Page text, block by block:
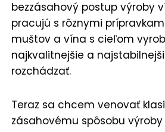
bezzásahový postup výroby
pracujú s rôznymi
muštov a vína s cieľom
najkvalitnejšie a
rozchádzať.
Teraz sa chcem venovať
zásahovému spôsobu